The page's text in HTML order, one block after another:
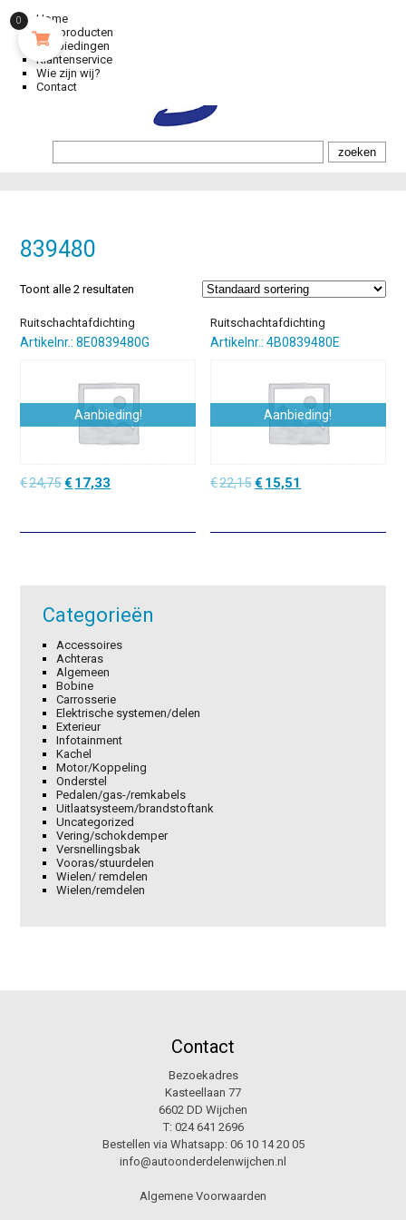
Home
Alle producten
Aanbiedingen
Klantenservice
Wie zijn wij?
Contact
839480
Toont alle 2 resultaten
Ruitschachtafdichting
Artikelnr.: 8E0839480G
Aanbieding!
€24,75Oorspronkelijke
€24,75.
€ 17,33
€17,33.
Ruitschachtafdichting
Artikelnr.: 4B0839480E
Aanbieding!
€22,15 Oorspronkelijke
€22,15.
€ 15,51
€15,51.
Categorieën
Accessoires
Achteras
Algemeen
Bobine
Carrosserie
Elektrische systemen/delen
Exterieur
Infotainment
Kachel
Motor/Koppeling
Onderstel
Pedalen/gas-/remkabels
Uitlaatsysteem/brandstoftank
Uncategorized
Vering/schokdemper
Versnellingsbak
Vooras/stuurdelen
Wielen/ remdelen
Wielen/remdelen
Contact
Bezoekadres
Kasteellaan 77
6602 DD Wijchen
T: 024 641 2696
Bestellen via Whatsapp: 06 10 14 20 05
info@autoonderdelenwijchen.nl
Algemene Voorwaarden
0